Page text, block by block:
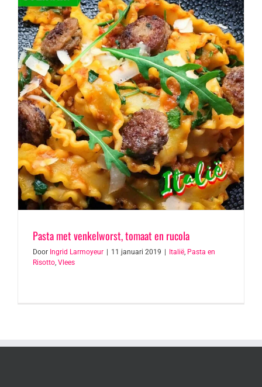
Pasta met venkelworst, tomaat en rucola
Door Ingrid Larmoyeur 11 januari 2019 Italië, Pasta en
Risotto, Vlees